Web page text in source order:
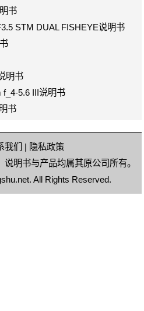
书
STM DUAL FISHEYE说明书
明书
5.6 III说明书
书
我们 | 隐私政策
明书与产品均属其原公司所有。
. All Rights Reserved.